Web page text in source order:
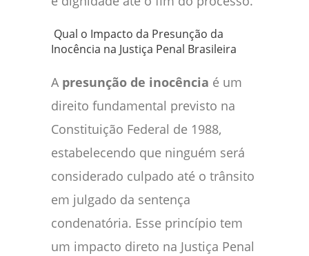
Qual o Impacto da Presunção da
Inocência na Justiça Penal Brasileira
A presunção de inocência é um
direito fundamental previsto na
Constituição Federal de 1988,
estabelecendo que ninguém será
considerado culpado até o trânsito
em julgado da sentença
condenatória. Esse princípio tem
um impacto direto na Justiça Penal